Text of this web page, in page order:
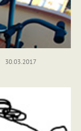
30.03.2017